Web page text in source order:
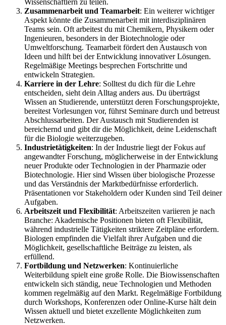
Zusammenarbeit und Teamarbeit: Ein weiterer wichtiger
Aspekt könnte die Zusammenarbeit mit interdisziplinären
Teams sein. Oft arbeitest du mit Chemikern, Physikern oder
Ingenieuren, besonders in der Biotechnologie oder
Umweltforschung. Teamarbeit fördert den Austausch von
Ideen und hilft bei der Entwicklung innovativer Lösungen.
Regelmäßige Meetings besprechen Fortschritte und
entwickeln Strategien.
Karriere in der Lehre: Solltest du dich für die Lehre
entscheiden, sieht dein Alltag anders aus. Du überträgst
Wissen an Studierende, unterstützt deren Forschungsprojekte,
bereitest Vorlesungen vor, führst Seminare durch und betreust
Abschlussarbeiten. Der Austausch mit Studierenden ist
bereichernd und gibt dir die Möglichkeit, deine Leidenschaft
für die Biologie weiterzugeben.
Industrietätigkeiten: In der Industrie liegt der Fokus auf
angewandter Forschung, möglicherweise in der Entwicklung
neuer Produkte oder Technologien in der Pharmazie oder
Biotechnologie. Hier sind Wissen über biologische Prozesse
und das Verständnis der Marktbedürfnisse erforderlich.
Präsentationen vor Stakeholdern oder Kunden sind Teil deiner
Aufgaben.
Arbeitszeit und Flexibilität: Arbeitszeiten variieren je nach
Branche: Akademische Positionen bieten oft Flexibilität,
während industrielle Tätigkeiten striktere Zeitpläne erfordern.
Biologen empfinden die Vielfalt ihrer Aufgaben und die
Möglichkeit, gesellschaftliche Beiträge zu leisten, als
erfüllend.
Fortbildung und Netzwerken: Kontinuierliche
Weiterbildung spielt eine große Rolle. Die Biowissenschaften
entwickeln sich ständig, neue Technologien und Methoden
kommen regelmäßig auf den Markt. Regelmäßige Fortbildung
durch Workshops, Konferenzen oder Online-Kurse hält dein
Wissen aktuell und bietet exzellente Möglichkeiten zum
Netzwerken.